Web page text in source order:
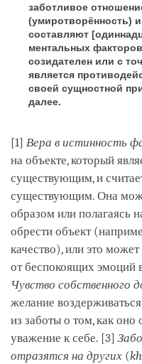
заботливое
(умиротворённость)
составляют
ментальных
созидателен или с
является
своей сущностной
далее.
[1] Вера в истинность
на объекте, который
существующим, и
существующим. Она
образом или полагаясь
обрести объект
качество), или это
от беспокоящих эмоций
Чувство собственного
желание
из заботы о том, как оно
уважение к себе. [3]
отразятся на других (